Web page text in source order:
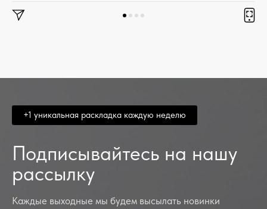
+1 уникальная раскладка каждую неделю
Подписывайтесь на нашу
рассылку
Каждые выходные мы будем высылать новинки